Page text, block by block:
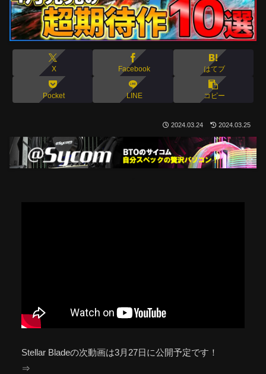
X Facebook はてブ
Pocket LINE コピー
2024.03.24 2024.03.25
Stellar Bladeの次動画は3月27日に公開予定です！
⇒